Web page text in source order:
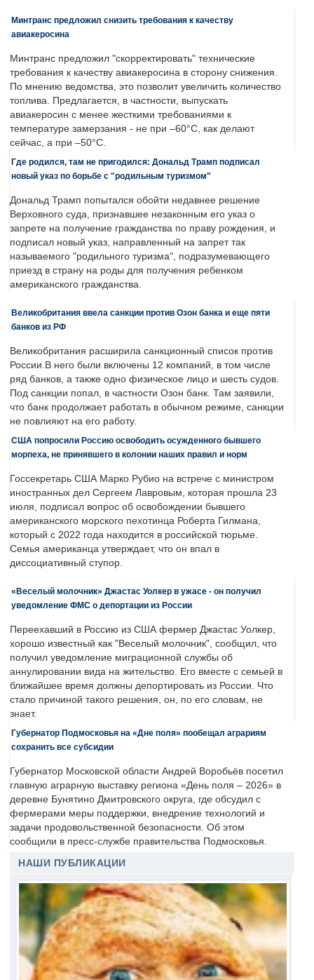
Минтранс предложил снизить требования к качеству
авиакеросина
Минтранс предложил "скорректировать" технические
требования к качеству авиакеросина в сторону снижения.
По мнению ведомства, это позволит увеличить количество
топлива. Предлагается, в частности, выпускать
авиакеросин с менее жесткими требованиями к
температуре замерзания - не при –60°C, как делают
сейчас, а при –50°C.
Где родился, там не пригодился: Дональд Трамп подписал
новый указ по борьбе с "родильным туризмом"
Дональд Трамп попытался обойти недавнее решение
Верховного суда, признавшее незаконным его указ о
запрете на получение гражданства по праву рождения, и
подписал новый указ, направленный на запрет так
называемого "родильного туризма", подразумевающего
приезд в страну на роды для получения ребенком
американского гражданства.
Великобритания ввела санкции против Озон банка и еще пяти
банков из РФ
Великобритания расширила санкционный список против
России.В него были включены 12 компаний, в том числе
ряд банков, а также одно физическое лицо и шесть судов.
Под санкции попал, в частности Озон банк. Там заявили,
что банк продолжает работать в обычном режиме, санкции
не повлияют на его работу.
США попросили Россию освободить осужденного бывшего
морпеха, не принявшего в колонии наших правил и норм
Госсекретарь США Марко Рубио на встрече с министром
иностранных дел Сергеем Лавровым, которая прошла 23
июля, подписал вопрос об освобождении бывшего
американского морского пехотинца Роберта Гилмана,
который с 2022 года находится в российской тюрьме.
Семья американца утверждает, что он впал в
диссоциативный ступор.
«Веселый молочник» Джастас Уолкер в ужасе - он получил
уведомление ФМС о депортации из России
Переехавший в Россию из США фермер Джастас Уолкер,
хорошо известный как "Веселый молочник", сообщил, что
получил уведомление миграционной службы об
аннулировании вида на жительство. Его вместе с семьей в
ближайшее время должны депортировать из России. Что
стало причиной такого решения, он, по его словам, не
знает.
Губернатор Подмосковья на «Дне поля» пообещал аграриям
сохранить все субсидии
Губернатор Московской области Андрей Воробьёв посетил
главную аграрную выставку региона «День поля – 2026» в
деревне Бунятино Дмитровского округа, где обсудил с
фермерами меры поддержки, внедрение технологий и
задачи продовольственной безопасности. Об этом
сообщили в пресс-службе правительства Подмосковья.
НАШИ ПУБЛИКАЦИИ